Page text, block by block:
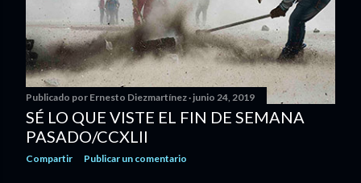
s
Publicado por Ernesto Diezmartínez junio 24, 2019
SÉ LO QUE VISTE EL FIN DE SEMANA
PASADO/CCXLII
Compartir Publicar un comentario